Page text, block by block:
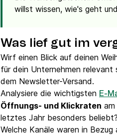
willst wissen, wie's geht
Was lief gut im
Wirf einen Blick auf deinen
für dein Unternehmen relevant
dem Newsletter-Versand.
Analysiere die wichtigsten E-
Öffnungs- und Klickraten
letztes Jahr besonders
Welche Kanäle waren in